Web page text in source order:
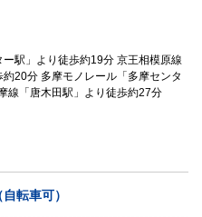
駅」より徒歩約19分 京王相模原線
約20分 多摩モノレール「多摩センタ
線「唐木田駅」より徒歩約27分
転車可）